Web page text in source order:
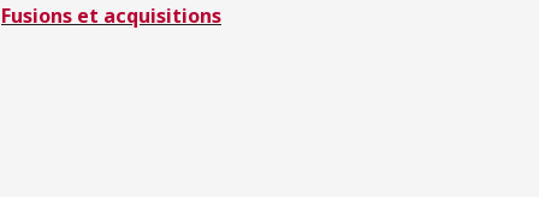
S’abonner aux articles Osler
Fusions et acquisitions